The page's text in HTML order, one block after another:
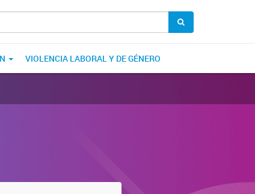
VIOLENCIA LABORAL Y DE GÉNERO